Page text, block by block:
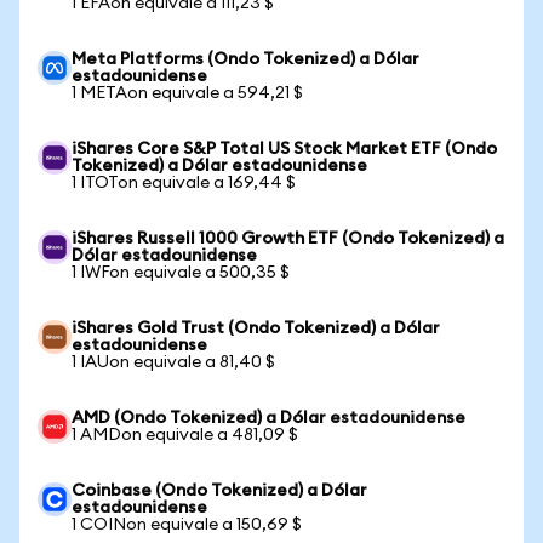
1 EFAon equivale a 111,23 $
Meta Platforms (Ondo Tokenized) a Dólar
estadounidense
1 METAon equivale a 594,21 $
iShares Core S&P Total US Stock Market ETF (Ondo
Tokenized) a Dólar estadounidense
1 ITOTon equivale a 169,44 $
iShares Russell 1000 Growth ETF (Ondo Tokenized) a
Dólar estadounidense
1 IWFon equivale a 500,35 $
iShares Gold Trust (Ondo Tokenized) a Dólar
estadounidense
1 IAUon equivale a 81,40 $
AMD (Ondo Tokenized) a Dólar estadounidense
1 AMDon equivale a 481,09 $
Coinbase (Ondo Tokenized) a Dólar
estadounidense
1 COINon equivale a 150,69 $